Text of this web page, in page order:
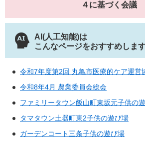
４に基づく会議
AI(人工知能)は
こんなページをおすすめしま
令和7年度第2回 丸亀市医療的ケア運営
令和8年4月 農業委員会総会
ファミリータウン飯山町東坂元子供の
タマタウン土器町東2子供の遊び場
ガーデンコート三条子供の遊び場